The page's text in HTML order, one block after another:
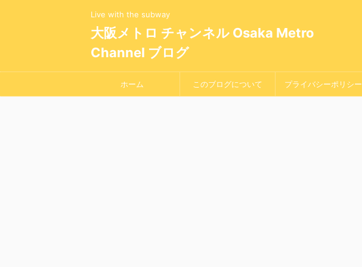
Live with the subway
大阪メトロ チャンネル Osaka Metro
Channel ブログ
ホーム このブログについて プライバシーポリシー